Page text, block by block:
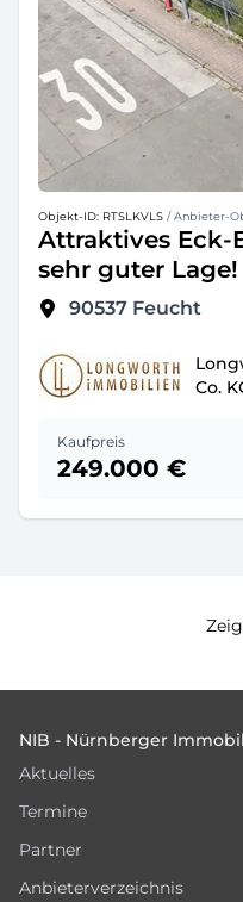
Objekt-ID: RTSLKVLS / Anbieter-
Attraktives
sehr guter Lage!
90537 Feucht
Co.
Kaufpreis
249.000 €
NIB - Nürnberger
Aktuelles
Termine
Partner
Anbieterverzeichnis